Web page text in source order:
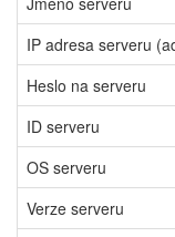
IP adresa serveru
Heslo na serveru
ID serveru
OS serveru
Verze serveru